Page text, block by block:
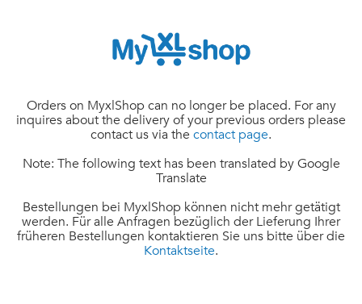
Orders on MyxlShop can no longer be placed. For any
inquires about the delivery of your previous orders please
contact us via the contact page.
Note: The following text has been translated by Google
Translate
Bestellungen bei MyxlShop können nicht mehr getätigt
werden. Für alle Anfragen bezüglich der Lieferung Ihrer
früheren Bestellungen kontaktieren Sie uns bitte über die
Kontaktseite.